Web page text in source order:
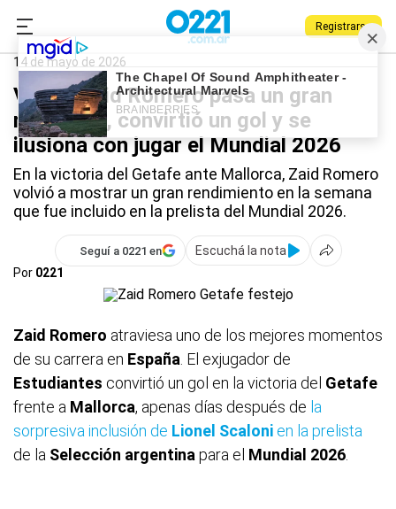
Registrarse
0221.com.ar Deportes
14 de mayo de 2026
Video: Zaid Romero pasa un gran
momento, convirtió un gol y se
ilusiona con jugar el Mundial 2026
En la victoria del Getafe ante Mallorca, Zaid Romero
volvió a mostrar un gran rendimiento en la semana
que fue incluido en la prelista del Mundial 2026.
Seguí a 0221 en
Escuchá la nota
Por 0221
Zaid Romero atraviesa uno de los mejores momentos
de su carrera en España . El exjugador de
Estudiantes convirtió un gol en la victoria del Getafe
frente a Mallorca, apenas días después de la
sorpresiva inclusión de Lionel Scaloni en la prelista
de la Selección argentina para el Mundial 2026